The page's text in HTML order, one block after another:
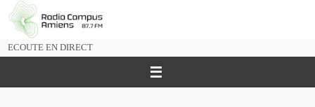
Passer
vers
ECOUTE EN DIRECT